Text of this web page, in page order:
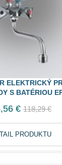
ELEKTRICKÝ
S BATÉRIOU
€ 118,29 €
PRODUKTU